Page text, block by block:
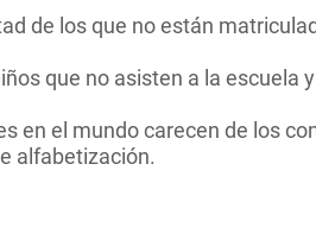
de los que no están
que no asisten a la escuela
en el mundo carecen de los
alfabetización.